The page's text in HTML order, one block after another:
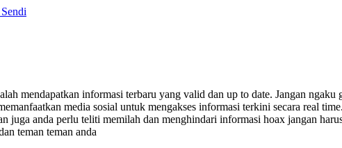
mendapatkan informasi terbaru yang valid dan up to date. Jangan
media sosial untuk mengakses informasi terkini secara real
juga anda perlu teliti memilah dan menghindari informasi hoax jangan
teman teman anda